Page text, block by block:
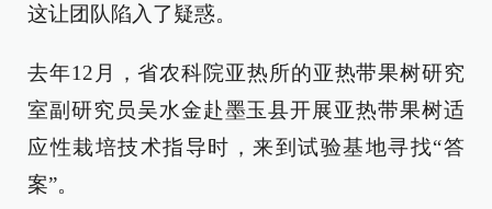
这让团队陷入了疑惑。
去年12月，省农科院亚热所的亚热带果树研究
室副研究员吴水金赴墨玉县开展亚热带果树适
应性栽培技术指导时，来到试验基地寻找“答
案”。